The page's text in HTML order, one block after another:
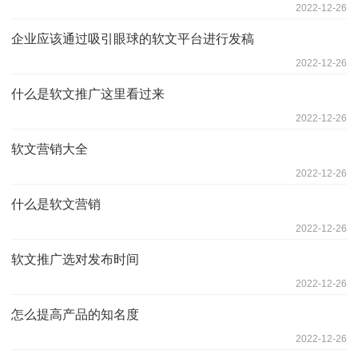
2022-12-26
企业应该通过吸引眼球的软文平台进行发稿
2022-12-26
什么是软文推广这里看过来
2022-12-26
软文营销大全
2022-12-26
什么是软文营销
2022-12-26
软文推广选对发布时间
2022-12-26
怎么提高产品的知名度
2022-12-26